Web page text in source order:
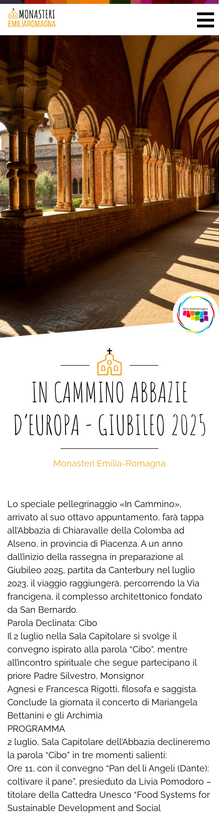
IN CAMMINO ABBAZIE
D’EUROPA - GIUBILEO 2025
Monasteri Emilia-Romagna
Lo speciale pellegrinaggio «In Cammino»,
arrivato al suo ottavo appuntamento, farà tappa
all’Abbazia di Chiaravalle della Colomba ad
Alseno, in provincia di Piacenza. A un anno
dall’inizio della rassegna in preparazione al
Giubileo 2025, partita da Canterbury nel luglio
2023, il viaggio raggiungerà, percorrendo la Via
francigena, il complesso architettonico fondato
da San Bernardo.
Parola Declinata: Cibo
Il 2 luglio nella Sala Capitolare si svolge il
convegno ispirato alla parola “Cibo”, mentre
all’incontro spirituale che segue partecipano il
priore Padre Silvestro, Monsignor
Agnesi e Francesca Rigotti, filosofa e saggista.
Conclude la giornata il concerto di Mariangela
Bettanini e gli Archimia
PROGRAMMA
2 luglio, Sala Capitolare dell’Abbazia declineremo
la parola “Cibo” in tre momenti salienti:
Ore 11, con il convegno “Pan del li Angeli (Dante):
coltivare il pane”, presieduto da Livia Pomodoro –
titolare della Cattedra Unesco “Food Systems for
Sustainable Development and Social